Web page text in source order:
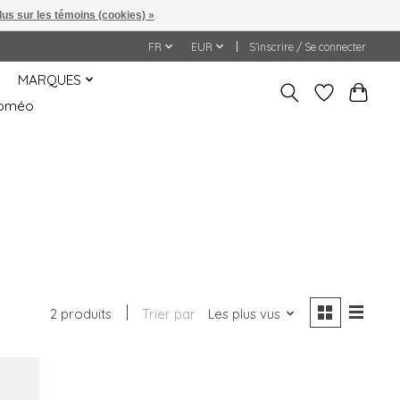
FR EUR S’inscrire / Se connecter
MARQUES
2 produits Trier par Les plus vus
sur les témoins (cookies) »